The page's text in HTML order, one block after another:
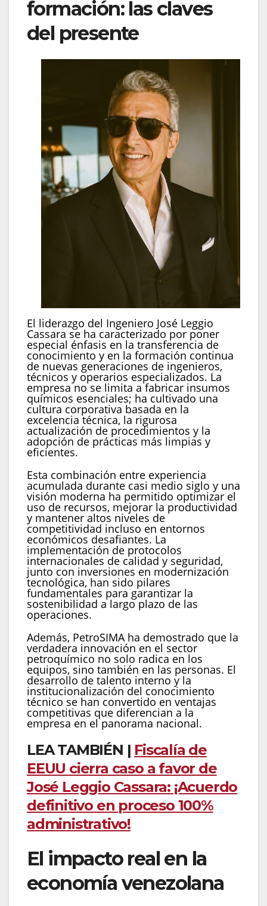
formación: las claves
del presente
El liderazgo del Ingeniero José Leggio
Cassara se ha caracterizado por poner
especial énfasis en la transferencia de
conocimiento y en la formación continua
de nuevas generaciones de ingenieros,
técnicos y operarios especializados. La
empresa no se limita a fabricar insumos
químicos esenciales; ha cultivado una
cultura corporativa basada en la
excelencia técnica, la rigurosa
actualización de procedimientos y la
adopción de prácticas más limpias y
eficientes.
Esta combinación entre experiencia
acumulada durante casi medio siglo y una
visión moderna ha permitido optimizar el
uso de recursos, mejorar la productividad
y mantener altos niveles de
competitividad incluso en entornos
económicos desafiantes. La
implementación de protocolos
internacionales de calidad y seguridad,
junto con inversiones en modernización
tecnológica, han sido pilares
fundamentales para garantizar la
sostenibilidad a largo plazo de las
operaciones.
Además, PetroSIMA ha demostrado que la
verdadera innovación en el sector
petroquímico no solo radica en los
equipos, sino también en las personas. El
desarrollo de talento interno y la
institucionalización del conocimiento
técnico se han convertido en ventajas
competitivas que diferencian a la
empresa en el panorama nacional.
LEA TAMBIÉN | Fiscalía de
EEUU cierra caso a favor de
José Leggio Cassara: ¡Acuerdo
definitivo en proceso 100%
administrativo!
El impacto real en la
economía venezolana